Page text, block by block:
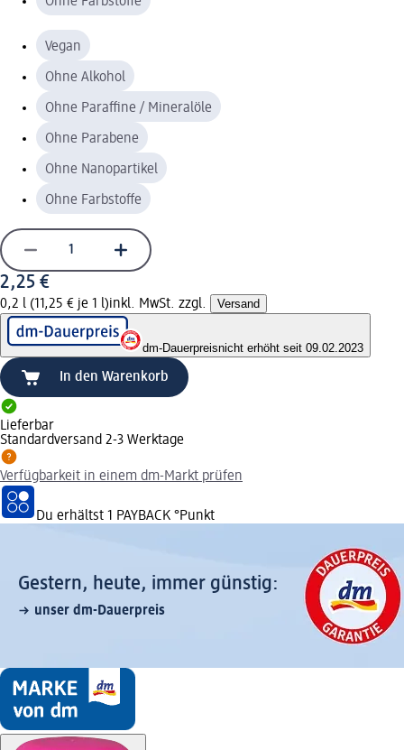
Vegan
Ohne Alkohol
Ohne Paraffine / Mineralöle
Ohne Parabene
Ohne Nanopartikel
Ohne Farbstoffe
2,25 €
0,2 l (11,25 € je 1 l)inkl. MwSt. zzgl. Versand
dm-Dauerpreisnicht erhöht seit 09.02.2023
In den Warenkorb
Lieferbar
Standardversand 2-3 Werktage
Verfügbarkeit in einem dm-Markt prüfen
Du erhältst 1 PAYBACK °Punkt
Gestern, heute, immer günstig:
unser dm-Dauerpreis